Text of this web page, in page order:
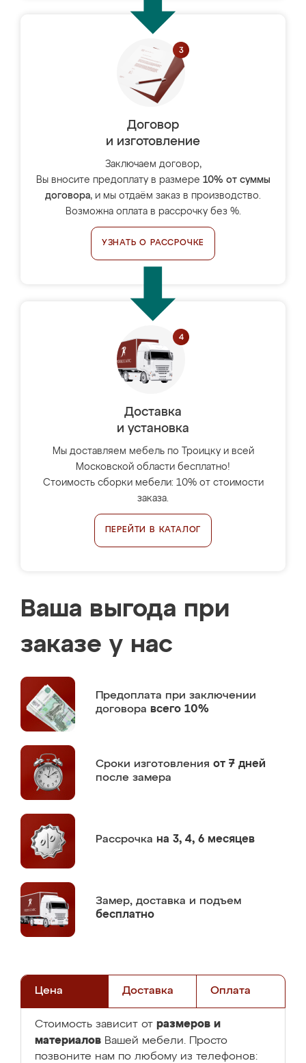
Договор
и изготовление
Заключаем договор,
Вы вносите предоплату в размере 10% от суммы
договора, и мы отдаём заказ в производство.
Возможна оплата в рассрочку без %.
УЗНАТЬ О РАССРОЧКЕ
Доставка
и установка
Мы доставляем мебель по Троицку и всей
Московской области бесплатно!
Стоимость сборки мебели: 10% от стоимости
заказа.
ПЕРЕЙТИ В КАТАЛОГ
Ваша выгода при
заказе у нас
Предоплата при заключении
договора всего 10%
Сроки изготовления от 7 дней
после замера
Рассрочка на 3, 4, 6 месяцев
Замер, доставка и подъем
бесплатно
Цена Доставка Оплата
Стоимость зависит от размеров и
материалов Вашей мебели. Просто
позвоните нам по любому из телефонов: